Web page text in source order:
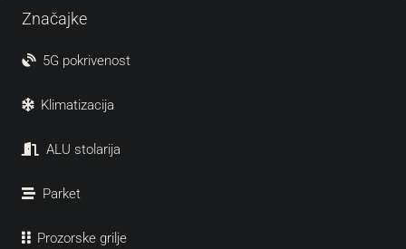
Značajke
5G pokrivenost
Klimatizacija
ALU stolarija
Parket
Prozorske grilje